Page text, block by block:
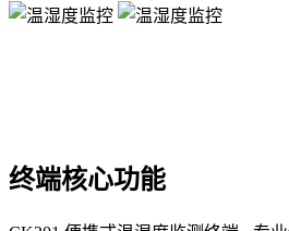
终端核心功能